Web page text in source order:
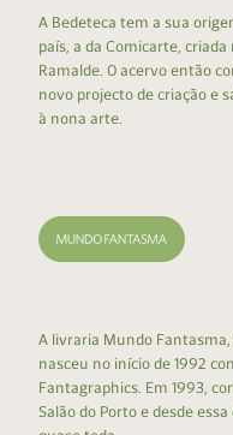
A Bedeteca tem a sua
país, a da Comicarte,
Ramalde. O acervo então
novo projecto de criação e
à nona arte.
A livraria Mundo
nasceu no início de 1992
Fantagraphics. Em 1993,
Salão do Porto e desde